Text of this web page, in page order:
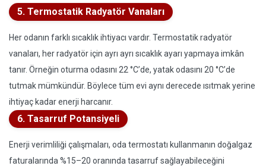
5. Termostatik Radyatör Vanaları
Her odanın farklı sıcaklık ihtiyacı vardır. Termostatik radyatör
vanaları, her radyatör için ayrı ayrı sıcaklık ayarı yapmaya imkân
tanır. Örneğin oturma odasını 22 °C’de, yatak odasını 20 °C’de
tutmak mümkündür. Böylece tüm evi aynı derecede ısıtmak yerine
ihtiyaç kadar enerji harcanır.
6. Tasarruf Potansiyeli
Enerji verimliliği çalışmaları, oda termostatı kullanmanın doğalgaz
faturalarında %15–20 oranında tasarruf sağlayabileceğini